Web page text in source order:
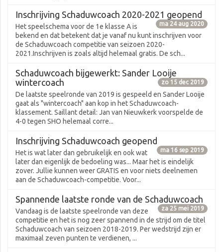
Inschrijving Schaduwcoach 2020-2021 geopend
ma 24 aug 2020
Het speelschema voor de 1e klasse A is
bekend en dat betekent dat je vanaf nu kunt inschrijven voor
de Schaduwcoach competitie van seizoen 2020-
2021.Inschrijven is zoals altijd helemaal gratis. De sch...
Schaduwcoach bijgewerkt: Sander Looije
wintercoach
zo 15 dec 2019
De laatste speelronde van 2019 is gespeeld en Sander Looije
gaat als "wintercoach" aan kop in het Schaduwcoach-
klassement. Saillant detail: Jan van Nieuwkerk voorspelde de
4-0 tegen SHO helemaal corre...
Inschrijving Schaduwcoach geopend
ma 16 sep 2019
Het is wat later dan gebruikelijk en ook wat
later dan eigenlijk de bedoeling was... Maar het is eindelijk
zover. Jullie kunnen weer GRATIS en voor niets deelnemen
aan de Schaduwcoach-competitie. Voor...
Spannende laatste ronde van de Schaduwcoach
za 25 mei 2019
Vandaag is de laatste speelronde van deze
competitie en het is nog zeer spannend in de strijd om de titel
Schaduwcoach van seizoen 2018-2019. Per wedstrijd zijn er
maximaal zeven punten te verdienen, ...